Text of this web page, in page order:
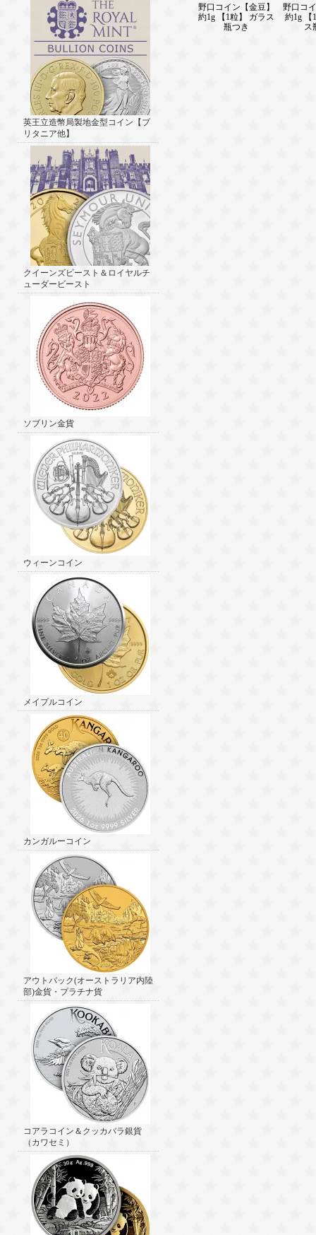
英王立造幣局製地金型コイン【ブ
リタニア他】
クイーンズビースト＆ロイヤルチ
ューダービースト
ソブリン金貨
ウィーンコイン
メイプルコイン
カンガルーコイン
アウトバック(オーストラリア内陸
部)金貨・プラチナ貨
コアラコイン＆クッカバラ銀貨
（カワセミ）
野口コイン【金豆】
約1g 【1粒】 ガラス
瓶つき
野口コ
約1g 【
ス